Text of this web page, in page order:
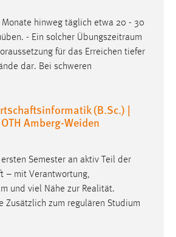
hinweg täglich etwa 20 - 30
- Ein solcher Übungszeitraum
für das Erreichen tiefer
dar. Bei schweren
(B.Sc.) |
Amberg-Weiden
Semester an aktiv Teil der
– mit Verantwortung,
und viel Nähe zur Realität.
Zusätzlich zum regulären Studium